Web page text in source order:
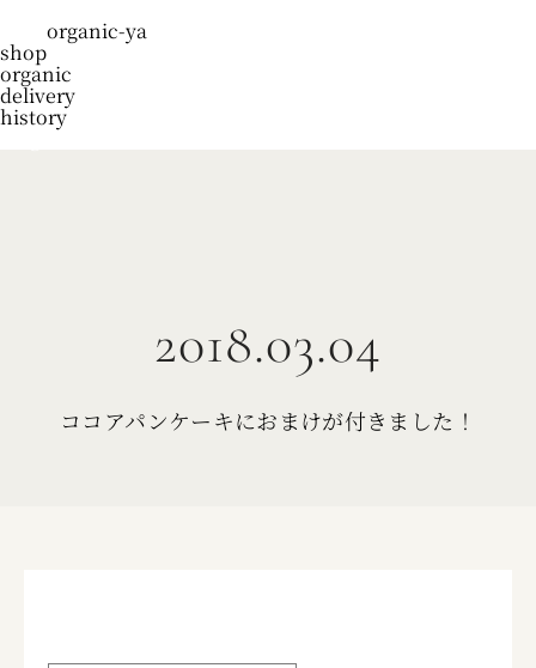
organic-ya
shop
organic
delivery
history
2018.03.04
ココアパンケーキにおまけが付きました！